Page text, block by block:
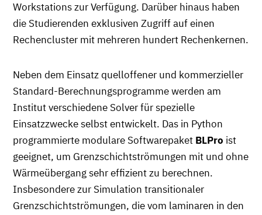
Workstations zur Verfügung. Darüber hinaus haben
die Studierenden exklusiven Zugriff auf einen
Rechencluster mit mehreren hundert Rechenkernen.
Neben dem Einsatz quelloffener und kommerzieller
Standard-Berechnungsprogramme werden am
Institut verschiedene Solver für spezielle
Einsatzzwecke selbst entwickelt. Das in Python
programmierte modulare Softwarepaket BLPro ist
geeignet, um Grenzschichtströmungen mit und ohne
Wärmeübergang sehr effizient zu berechnen.
Insbesondere zur Simulation transitionaler
Grenzschichtströmungen, die vom laminaren in den